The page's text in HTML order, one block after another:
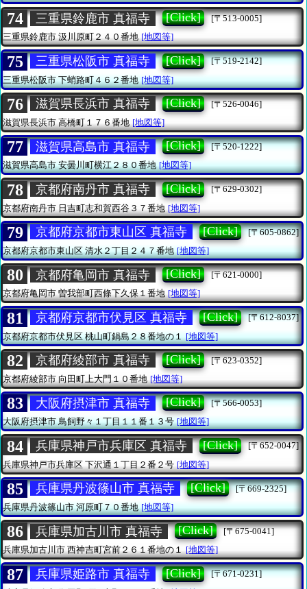
74 三重県鈴鹿市 真福寺 [Click]
[〒513-0005]
三重県鈴鹿市汲川原町２４０番地 [地図等]
75 三重県松阪市 真福寺 [Click]
[〒519-2142]
三重県松阪市下蛸路町４６２番地 [地図等]
76 滋賀県長浜市 真福寺 [Click]
[〒526-0046]
滋賀県長浜市 高橋町１７６番地 [地図等]
77 滋賀県高島市 真福寺 [Click]
[〒520-1222]
滋賀県高島市安曇川町横江２８０番地 [地図等]
78 京都府南丹市 真福寺 [Click]
[〒629-0302]
京都府南丹市 日吉町志和賀西谷３７番地 [地図等]
79 京都府京都市東山区 真福寺 [Click]
[〒605-0862]
京都府京都市東山区清水２丁目２４７番地 [地図等]
80 京都府亀岡市 真福寺 [Click]
[〒621-0000]
京都府亀岡市曽我部町西條下久保１番地 [地図等]
81 京都府京都市伏見区 真福寺 [Click]
[〒612-8037]
京都府京都市伏見区桃山町鍋島２８番地の１ [地図等]
82 京都府綾部市 真福寺 [Click]
[〒623-0352]
京都府綾部市 向田町上大門１０番地 [地図等]
83 大阪府摂津市 真福寺 [Click]
[〒566-0053]
大阪府摂津市鳥飼野々１丁目１１番１３号 [地図等]
84 兵庫県神戸市兵庫区 真福寺 [Click]
[〒652-0047]
兵庫県神戸市兵庫区 下沢通１丁目２番２号 [地図等]
85 兵庫県丹波篠山市 真福寺 [Click]
[〒669-2325]
兵庫県丹波篠山市河原町７０番地 [地図等]
86 兵庫県加古川市 真福寺 [Click]
[〒675-0041]
兵庫県加古川市西神吉町宮前２６１番地の１ [地図等]
87 兵庫県姫路市 真福寺 [Click]
[〒671-0231]